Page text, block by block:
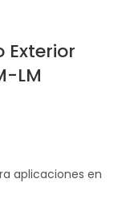
Exterior
LM
aplicaciones en